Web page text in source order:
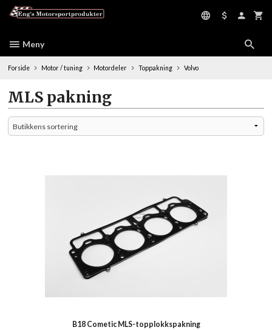
Meny
Forside Motor / tuning Motordeler Toppakning Volvo
MLS pakning
B18 Cometic MLS-topplokkspakning